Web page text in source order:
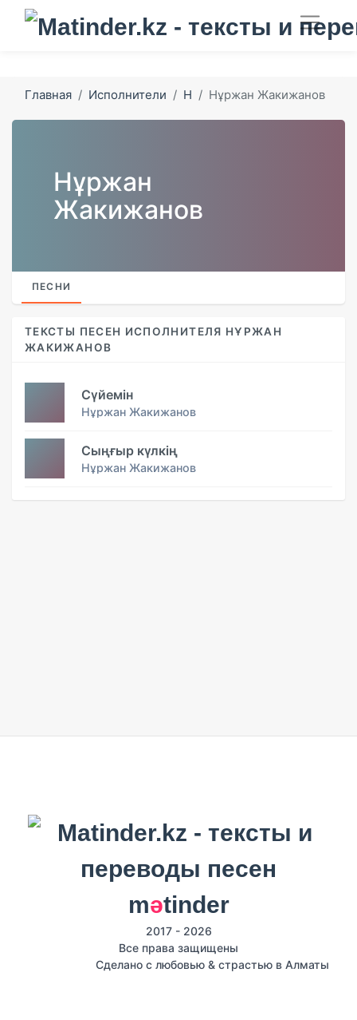
Главная Исполнители Н Нұржан Жакижанов
Нұржан
Жакижанов
ПЕСНИ
ТЕКСТЫ ПЕСЕН ИСПОЛНИТЕЛЯ НҰРЖАН
ЖАКИЖАНОВ
Сүйемін
Нұржан Жакижанов
Сыңғыр күлкің
Нұржан Жакижанов
mәtinder
2017 - 2026
Все права защищены
Сделано с любовью & страстью в Алматы